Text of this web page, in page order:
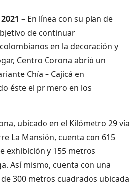
– En línea con su plan de
de continuar
en la decoración y
Centro Corona abrió un
Chía – Cajicá en
éste el primero en los
ubicado en el Kilómetro 29 vía
La Mansión, cuenta con 615
exhibición y 155 metros
Así mismo, cuenta con una
300 metros cuadrados ubicada